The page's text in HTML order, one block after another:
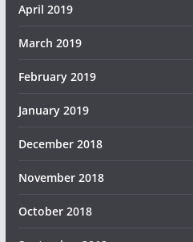
April 2019
March 2019
February 2019
January 2019
December 2018
November 2018
October 2018